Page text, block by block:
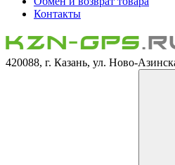
Контакты
420088, г. Казань, ул. Ново-